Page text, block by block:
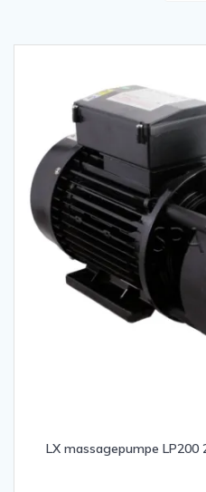
LX massagepumpe LP200